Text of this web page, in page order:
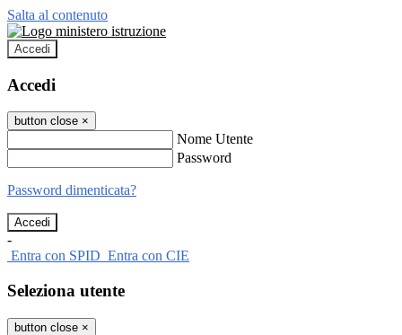
Salta al contenuto
Accedi
Accedi
button close ×
Nome Utente
Password
Password dimenticata?
-
Entra con SPID Entra con CIE
Seleziona utente
button close ×